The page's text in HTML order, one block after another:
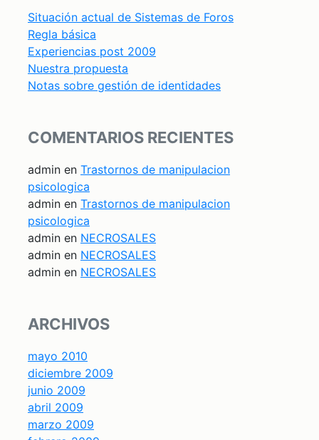
Situación actual de Sistemas de Foros
Regla básica
Experiencias post 2009
Nuestra propuesta
Notas sobre gestión de identidades
COMENTARIOS RECIENTES
admin en Trastornos de manipulacion
psicologica
admin en Trastornos de manipulacion
psicologica
admin en NECROSALES
admin en NECROSALES
admin en NECROSALES
ARCHIVOS
mayo 2010
diciembre 2009
junio 2009
abril 2009
marzo 2009